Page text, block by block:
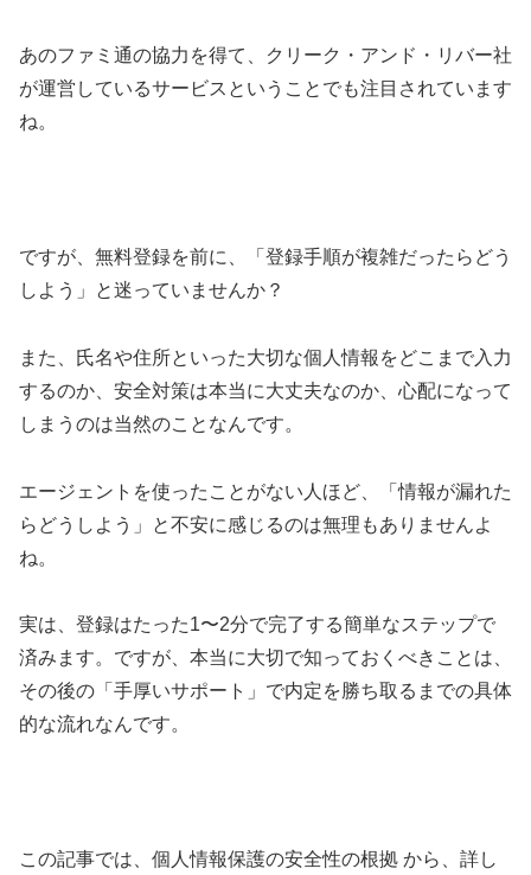
あのファミ通の協力を得て、クリーク・アンド・リバー社
が運営しているサービスということでも注目されています
ね。
ですが、無料登録を前に、「登録手順が複雑だったらどう
しよう」と迷っていませんか？
また、氏名や住所といった大切な個人情報をどこまで入力
するのか、安全対策は本当に大丈夫なのか、心配になって
しまうのは当然のことなんです。
エージェントを使ったことがない人ほど、「情報が漏れた
らどうしよう」と不安に感じるのは無理もありませんよ
ね。
実は、登録はたった1〜2分で完了する簡単なステップで
済みます。ですが、本当に大切で知っておくべきことは、
その後の「手厚いサポート」で内定を勝ち取るまでの具体
的な流れなんです。
この記事では、個人情報保護の安全性の根拠 から、詳し